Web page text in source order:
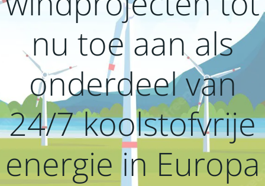
nu toe aan als
onderdeel van
24/7 koolstofvrije
energie in Europa